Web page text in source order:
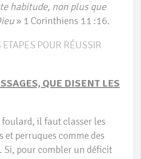
habitude, non plus que
» 1 Corinthiens 11 :16.
ETAPES POUR RÉUSSIR
QUE DISENT LES
foulard, il faut classer les
et perruques comme des
pour combler un déficit